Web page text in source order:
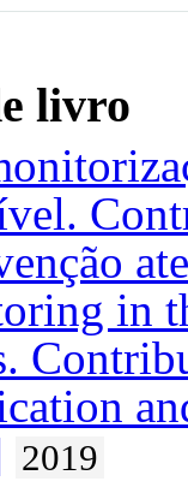
livro
in
2019